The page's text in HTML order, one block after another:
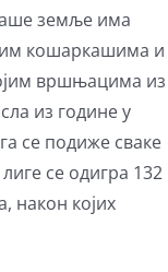
земље има
кошаркашима и
вршњацима из
из године у
се подиже сваке
се одигра 132
након којих